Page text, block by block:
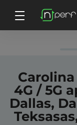
4G / 5G
Dallas,